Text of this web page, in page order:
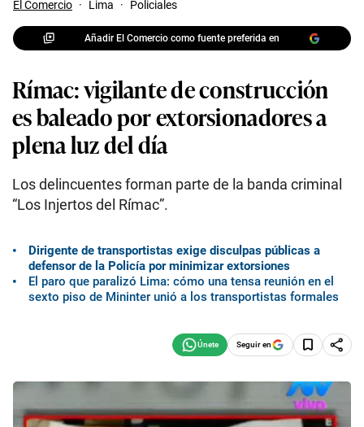
El Comercio · Lima · Policiales
Añadir El Comercio como fuente preferida en
Rímac: vigilante de construcción
es baleado por extorsionadores a
plena luz del día
Los delincuentes forman parte de la banda criminal
“Los Injertos del Rímac”.
Dirigente de transportistas exige disculpas públicas a
defensor de la Policía por minimizar extorsiones
El paro que paralizó Lima: cómo una tensa reunión en el
sexto piso de Mininter unió a los transportistas formales
Seguir en